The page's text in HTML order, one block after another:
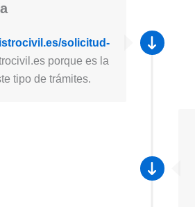
solicitud-
porque es la
tipo de trámites.